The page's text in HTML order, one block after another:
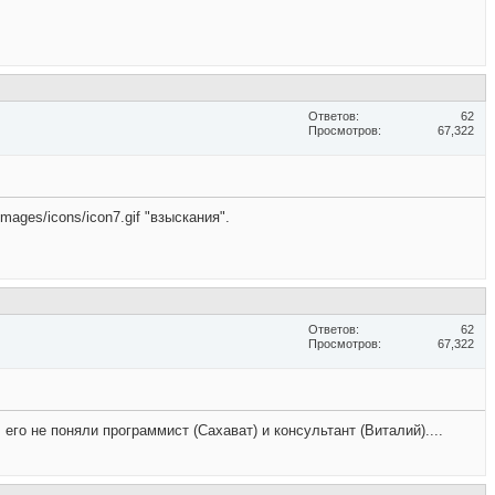
Ответов
62
Просмотров
67,322
icons/icon7.gif "взыскания".
Ответов
62
Просмотров
67,322
не поняли программист (Сахават) и консультант (Виталий)....